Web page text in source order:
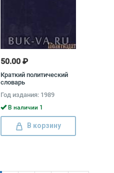
50.00 ₽
Краткий политический
словарь
Год издания: 1989
В наличии 1
В корзину